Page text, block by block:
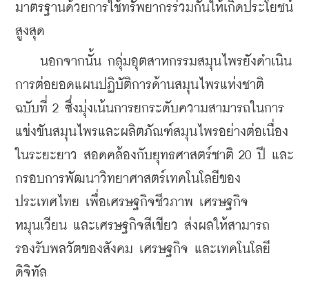
มาตรฐานด้วยการใช้ทรัพยากรร่วมกันให้เกิดประโยชน์
สูงสุด
นอกจากนั้น กลุ่มอุตสาหกรรมสมุนไพรยังดำเนิน
การต่อยอดแผนปฏิบัติการด้านสมุนไพรแห่งชาติ
ฉบับที่ 2 ซึ่งมุ่งเน้นการยกระดับความสามารถในการ
แข่งขันสมุนไพรและผลิตภัณฑ์สมุนไพรอย่างต่อเนื่อง
ในระยะยาว สอดคล้องกับยุทธศาสตร์ชาติ 20 ปี และ
กรอบการพัฒนาวิทยาศาสตร์เทคโนโลยีของ
ประเทศไทย เพื่อเศรษฐกิจชีวภาพ เศรษฐกิจ
หมุนเวียน และเศรษฐกิจสีเขียว ส่งผลให้สามารถ
รองรับพลวัตของสังคม เศรษฐกิจ และเทคโนโลยี
ดิจิทัล